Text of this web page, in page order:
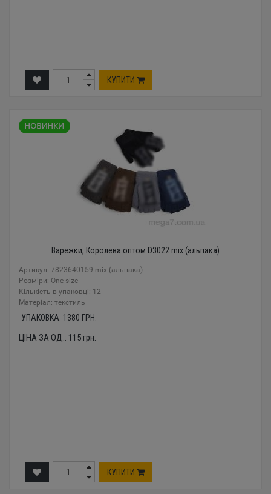
КУПИТИ
Варежки, Королева оптом D3022 mix (альпака)
Артикул: 7823640159 mix (альпака)
Розміри: One size
Кількість в упаковці: 12
Mатеріал: текстиль
УПАКОВКА: 1380 ГРН.
ЦІНА ЗА ОД.: 115грн.
КУПИТИ